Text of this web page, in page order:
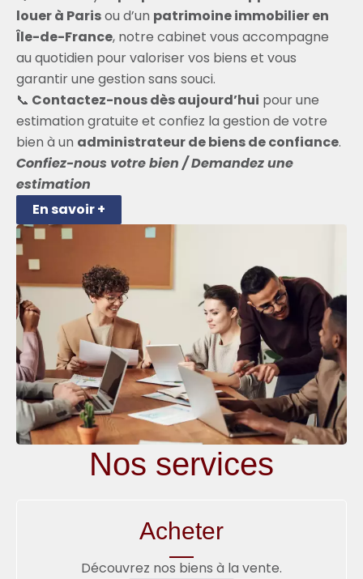
louer à Parisou d’un patrimoine immobilier en
Île-de-France, notre cabinet vous accompagne
au quotidien pour valoriser vos biens et vous
garantir une gestion sans souci.
📞 Contactez-nous dès aujourd’hui pour une
estimation gratuite et confiez la gestion de votre
bien à un administrateur de biens de confiance.
Confiez-nous votre bien / Demandez une
estimation
En savoir +
Nos services
Acheter
Découvrez nos biens à la vente.